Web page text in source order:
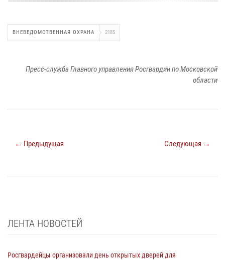
ВНЕВЕДОМСТВЕННАЯ ОХРАНА 2185
Пресс-служба Главного управления Росгвардии по Московской
области
← Предыдущая Следующая →
ЛЕНТА НОВОСТЕЙ
Росгвардейцы организовали день открытых дверей для